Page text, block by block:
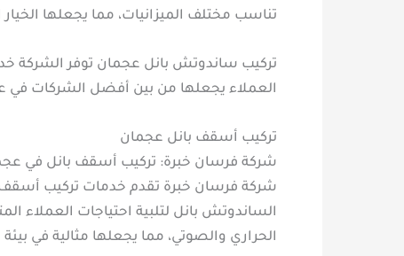
تناسب مختلف الميزانيات، مما يجعلها الخيار
تركيب ساندوتش بانل عجمان توفر الشركة
العملاء يجعلها من بين أفضل الشركات في
تركيب أسقف بانل عجمان
شركة فرسان خبرة: تركيب أسقف بانل في
شركة فرسان خبرة تقدم خدمات تركيب أسقف
الساندوتش بانل لتلبية احتياجات العملاء
الحراري والصوتي، مما يجعلها مثالية في بيئة